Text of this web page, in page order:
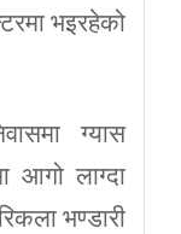
भइरहेको
ग्यास
आगो लाग्दा
भण्डारी